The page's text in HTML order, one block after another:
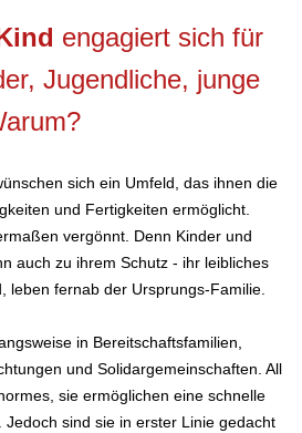
engagiert sich für
Jugendliche, junge
sich ein Umfeld, das ihnen die
und Fertigkeiten ermöglicht.
vergönnt. Denn Kinder und
auch zu ihrem Schutz - ihr leibliches
leben fernab der Ursprungs-Familie.
in Bereitschaftsfamilien,
und Solidargemeinschaften. All
sie ermöglichen eine schnelle
Jedoch sind sie in erster Linie gedacht